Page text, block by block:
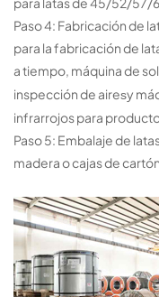
Paso 4: Fabricación de
para la fabricación de
a tiempo, máquina de
inspección de airesy
infrarrojos para
Paso 5: Embalaje de
madera o cajas de